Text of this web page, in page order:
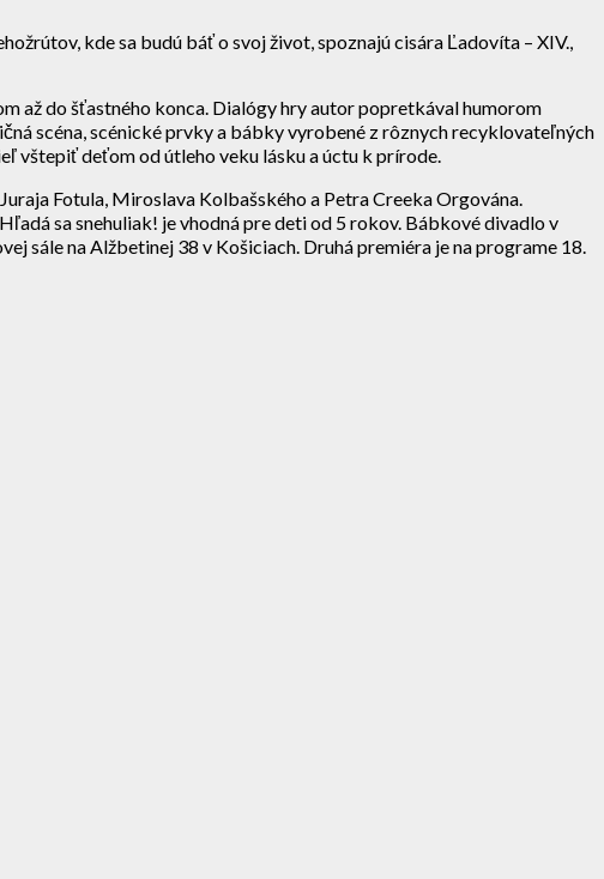
kde sa budú báť o svoj život, spoznajú cisára Ľadovíta – XIV.,
až do šťastného konca. Dialógy hry autor popretkával humorom
scéna, scénické prvky a bábky vyrobené z rôznych recyklovateľných
vštepiť deťom od útleho veku lásku a úctu k prírode.
Fotula, Miroslava Kolbašského a Petra Creeka Orgována.
sa snehuliak! je vhodná pre deti od 5 rokov. Bábkové divadlo v
sále na Alžbetinej 38 v Košiciach. Druhá premiéra je na programe 18.